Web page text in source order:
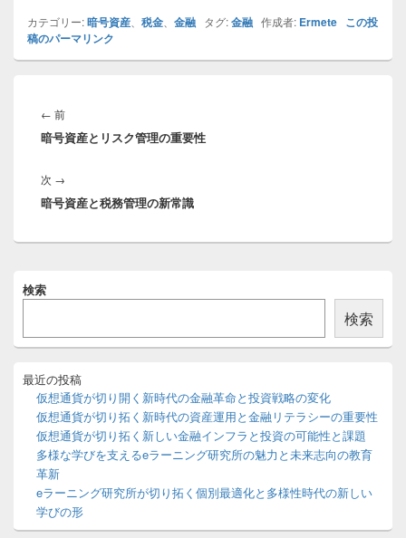
カテゴリー:暗号資産 税金 金融 タグ:金融 作成者: Ermete この投
稿のパーマリンク
稿
ナ
ゲ
ー
シ
← 前前
の
暗号資産とリスク管理の重要性
次 →
の
稿:
暗号資産と税務管理の新常識
イ
イ
バ
検索
検索
最近の投稿
仮想通貨が切り開く新時代の金融革命と投資戦略の変化
仮想通貨が切り拓く新時代の資産運用と金融リテラシーの重要性
仮想通貨が切り拓く新しい金融インフラと投資の可能性と課題
多様な学びを支えるeラーニング研究所の魅力と未来志向の教育
革新
eラーニング研究所が切り拓く個別最適化と多様性時代の新しい
学びの形